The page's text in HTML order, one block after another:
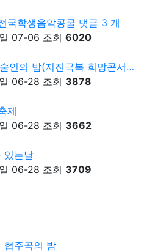
국학생음악콩쿨 댓글 3 개
07-06 조회 6020
인의 밤(지진극복 희망콘서…
06-28 조회 3878
제
06-28 조회 3662
있는날
06-28 조회 3709
협주곡의 밤